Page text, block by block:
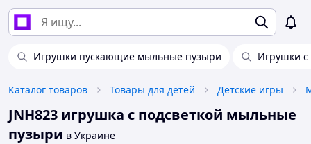
Игрушки пускающие мыльные пузыри Игрушки
Каталог товаров Товары для детей Детские игры
JNH823 игрушка с подсветкой мыльные
пузыри в Украине